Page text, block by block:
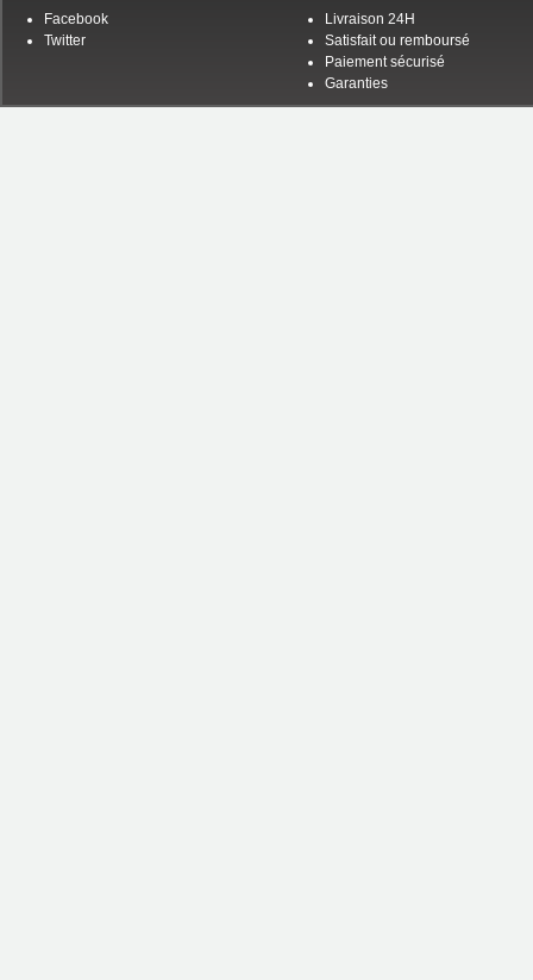
Facebook
Twitter
Livraison 24H
Satisfait ou remboursé
Paiement sécurisé
Garanties